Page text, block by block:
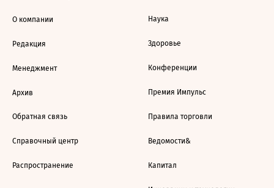
О компании
Редакция
Менеджмент
Архив
Обратная связь
Справочный центр
Распространение
Наука
Здоровье
Конференции
Премия Импульс
Правила торговли
Ведомости&
Капитал